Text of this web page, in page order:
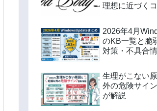
理想に近づく
2026年4月
のKB一覧と脆
対策・不具合
生理がこない
外の危険サイ
が解説